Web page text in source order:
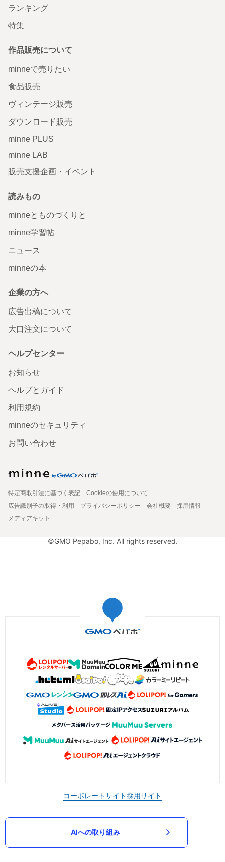
ランキング
特集
作品販売について
minneで売りたい
食品販売
ヴィンテージ販売
ダウンロード販売
minne PLUS
minne LAB
販売支援企画・イベント
読みもの
minneとものづくりと
minne学習帖
ニュース
minneの本
企業の方へ
広告出稿について
大口注文について
ヘルプセンター
お知らせ
ヘルプとガイド
利用規約
minneのセキュリティ
お問い合わせ
特定商取引法に基づく表記
Cookieの使用について
広告識別子の取得・利用
プライバシーポリシー 会社概要
採用情報
メディアキット
©GMO Pepabo, Inc. All rights reserved.
コーポレートサイト採用サイト
AIへの取り組み